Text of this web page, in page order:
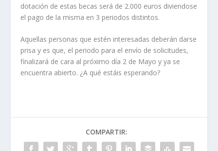
dotación de estas becas será de 2.000 euros diviendose
el pago de la misma en 3 periodos distintos.
Aquellas personas que estén interesadas deberán darse
prisa y es que, el periodo para el envío de solicitudes,
finalizará de cara al próximo día 2 de Mayo y ya se
encuentra abierto. ¿A qué estáis esperando?
COMPARTIR: